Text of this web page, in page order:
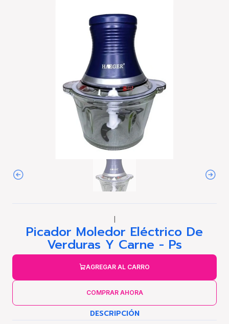
|
Picador Moledor Eléctrico De
Verduras Y Carne - Ps
AGREGAR AL CARRO
COMPRAR AHORA
DESCRIPCIÓN